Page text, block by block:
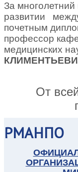
За
развитии
почетным
профессор
медицинских
От
РМАНПО